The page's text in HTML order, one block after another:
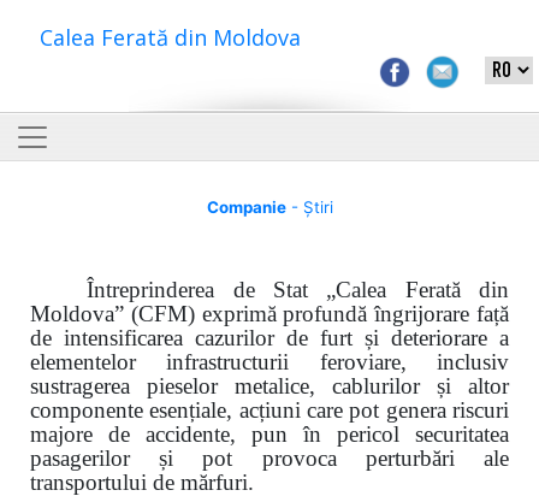
Calea Ferată din Moldova
Companie- Știri
Întreprinderea de Stat „Calea Ferată din
Moldova” (CFM) exprimă profundă îngrijorare față
de intensificarea cazurilor de furt și deteriorare a
elementelor infrastructurii feroviare, inclusiv
sustragerea pieselor metalice, cablurilor și altor
componente esențiale, acțiuni care pot genera riscuri
majore de accidente, pun în pericol securitatea
pasagerilor și pot provoca perturbări ale
transportului de mărfuri.